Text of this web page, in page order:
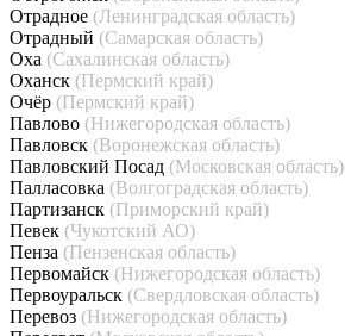
Отрадное (Ленинградская область)
Отрадный (Самарская область)
Оха (Сахалинская область)
Оханск (Пермский край)
Очёр (Пермский край)
Павлово (Нижегородская область)
Павловск (Воронежская область)
Павловский Посад (Московская область)
Палласовка (Волгоградская область)
Партизанск (Приморский край)
Певек (Чукотский АО)
Пенза (Пензенская область)
Первомайск (Нижегородская область)
Первоуральск (Свердловская область)
Перевоз (Нижегородская область)